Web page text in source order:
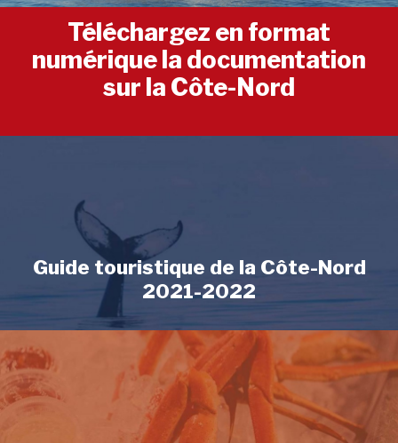
Téléchargez en format
numérique la documentation
sur la Côte-Nord
Guide touristique de la Côte-Nord
2021-2022